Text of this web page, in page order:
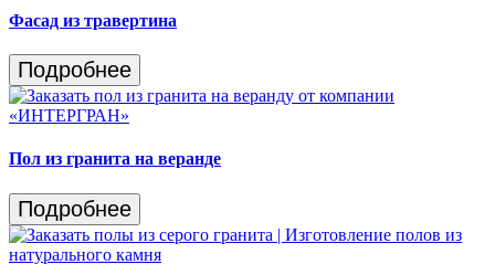
Фасад из травертина
Подробнее
Пол из гранита на веранде
Подробнее